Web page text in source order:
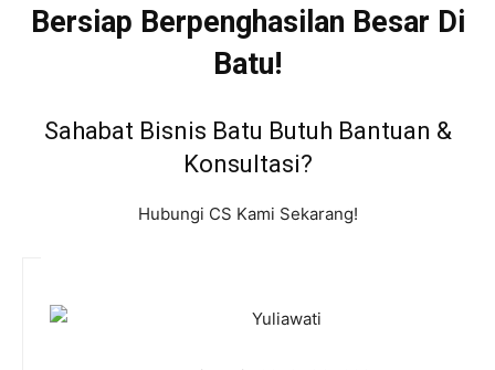
Bersiap Berpenghasilan Besar Di
Batu!
Sahabat Bisnis Batu Butuh Bantuan &
Konsultasi?
Hubungi CS Kami Sekarang!